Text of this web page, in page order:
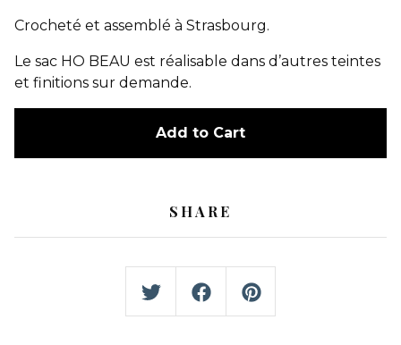
Crocheté et assemblé à Strasbourg.
Le sac HO BEAU est réalisable dans d’autres teintes
et finitions sur demande.
Add to Cart
SHARE